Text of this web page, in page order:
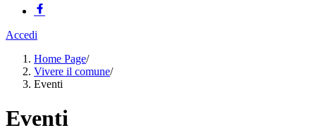
Accedi
Home Page/
Vivere il comune/
Eventi
Eventi